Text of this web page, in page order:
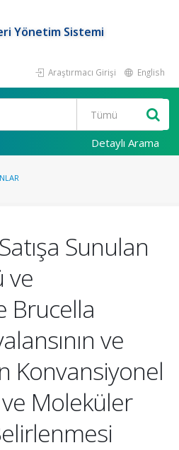
Yönetim Sistemi
Araştırmacı Girişi English
Detaylı Arama
Sunulan
ve
Brucella
ve
Konvansiyonel
Moleküler